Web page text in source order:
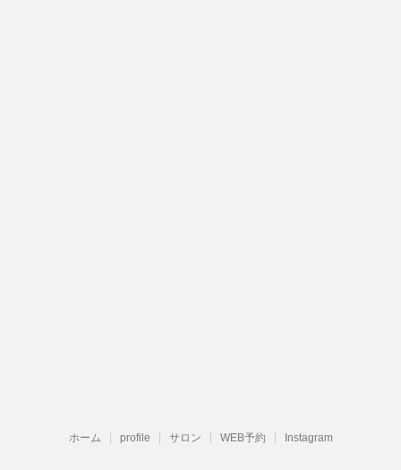
ホーム profile サロン WEB予約 Instagram